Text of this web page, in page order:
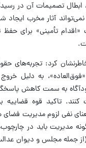
ابطال تصمیمات آن در
آثار مخرب ایجاد
تأمینی» برای حفظ
کرد: تجربه‌های
به دلیل
به سمت کاهش
تاکید قوه قضاییه
نفی لزوم مدیریت
مدیریت باید در
(از جمله مجلس و دیوان